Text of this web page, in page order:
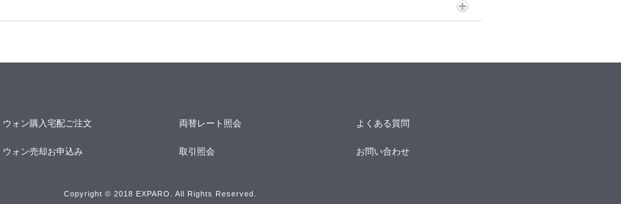
ウォン購入宅配ご注文 両替レート照会 よくある質問
ウォン売却お申込み 取引照会 お問い合わせ
Copyright © 2018 EXPARO. All Rights Reserved.